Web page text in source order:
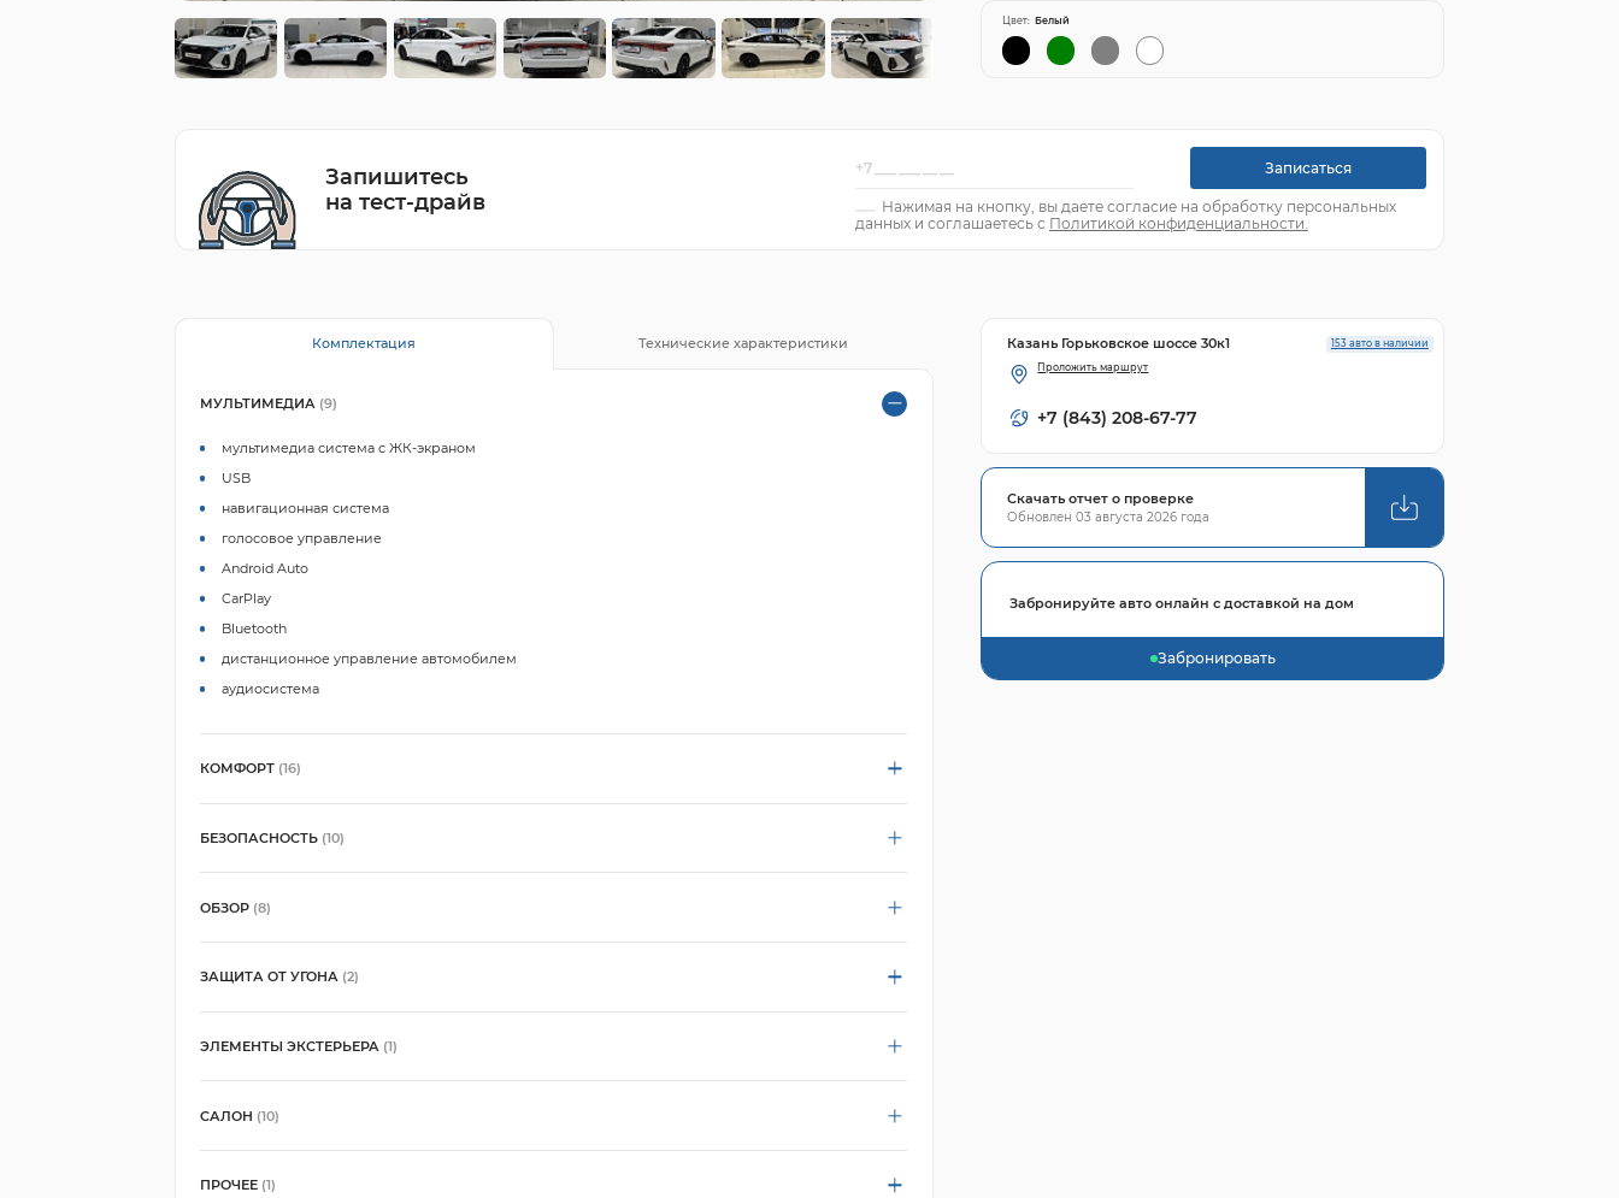
Цвет: Белый
Запишитесь
на тест-драйв
Записаться
Нажимая на кнопку, вы даете согласие на обработку персональных
данных и соглашаетесь с Политикой конфиденциальности.
Комплектация Технические характеристики
МУЛЬТИМЕДИА (9)
мультимедиа система с ЖК-экраном
USB
навигационная система
голосовое управление
Android Auto
CarPlay
Bluetooth
дистанционное управление автомобилем
аудиосистема
КОМФОРТ (16)
БЕЗОПАСНОСТЬ (10)
ОБЗОР (8)
ЗАЩИТА ОТ УГОНА (2)
ЭЛЕМЕНТЫ ЭКСТЕРЬЕРА (1)
САЛОН (10)
ПРОЧЕЕ (1)
153 авто в наличии
Казань Горьковское шоссе 30к1
Проложить маршрут
+7 (843) 208-67-77
Скачать отчет о проверке
Обновлен 03 августа 2026 года
Забронируйте авто онлайн с доставкой на дом
Забронировать